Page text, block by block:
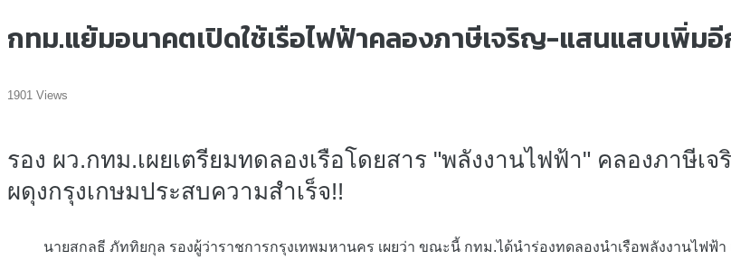
กทม.แย้มอนาคตเปิดใช้เรือไฟฟ้าคลองภาษีเจริญ-แสนแสบเพิ่มอี
1901 Views
รอง ผว.กทม.เผยเตรียมทดลองเรือโดยสาร "พลังงานไฟฟ้า" คลองภาษี
ผดุงกรุงเกษมประสบความสำเร็จ!!
นายสกลธี ภัททิยกุล รองผู้ว่าราชการกรุงเทพมหานคร เผยว่า ขณะนี้ กทม.ได้นำร่องทดลองนำเรือพลังงานไฟฟ้า แ